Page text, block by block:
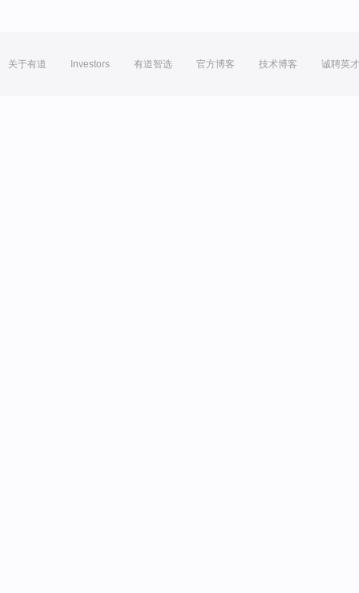
关于有道 Investors 有道智选 官方博客 技术博客 诚聘英才